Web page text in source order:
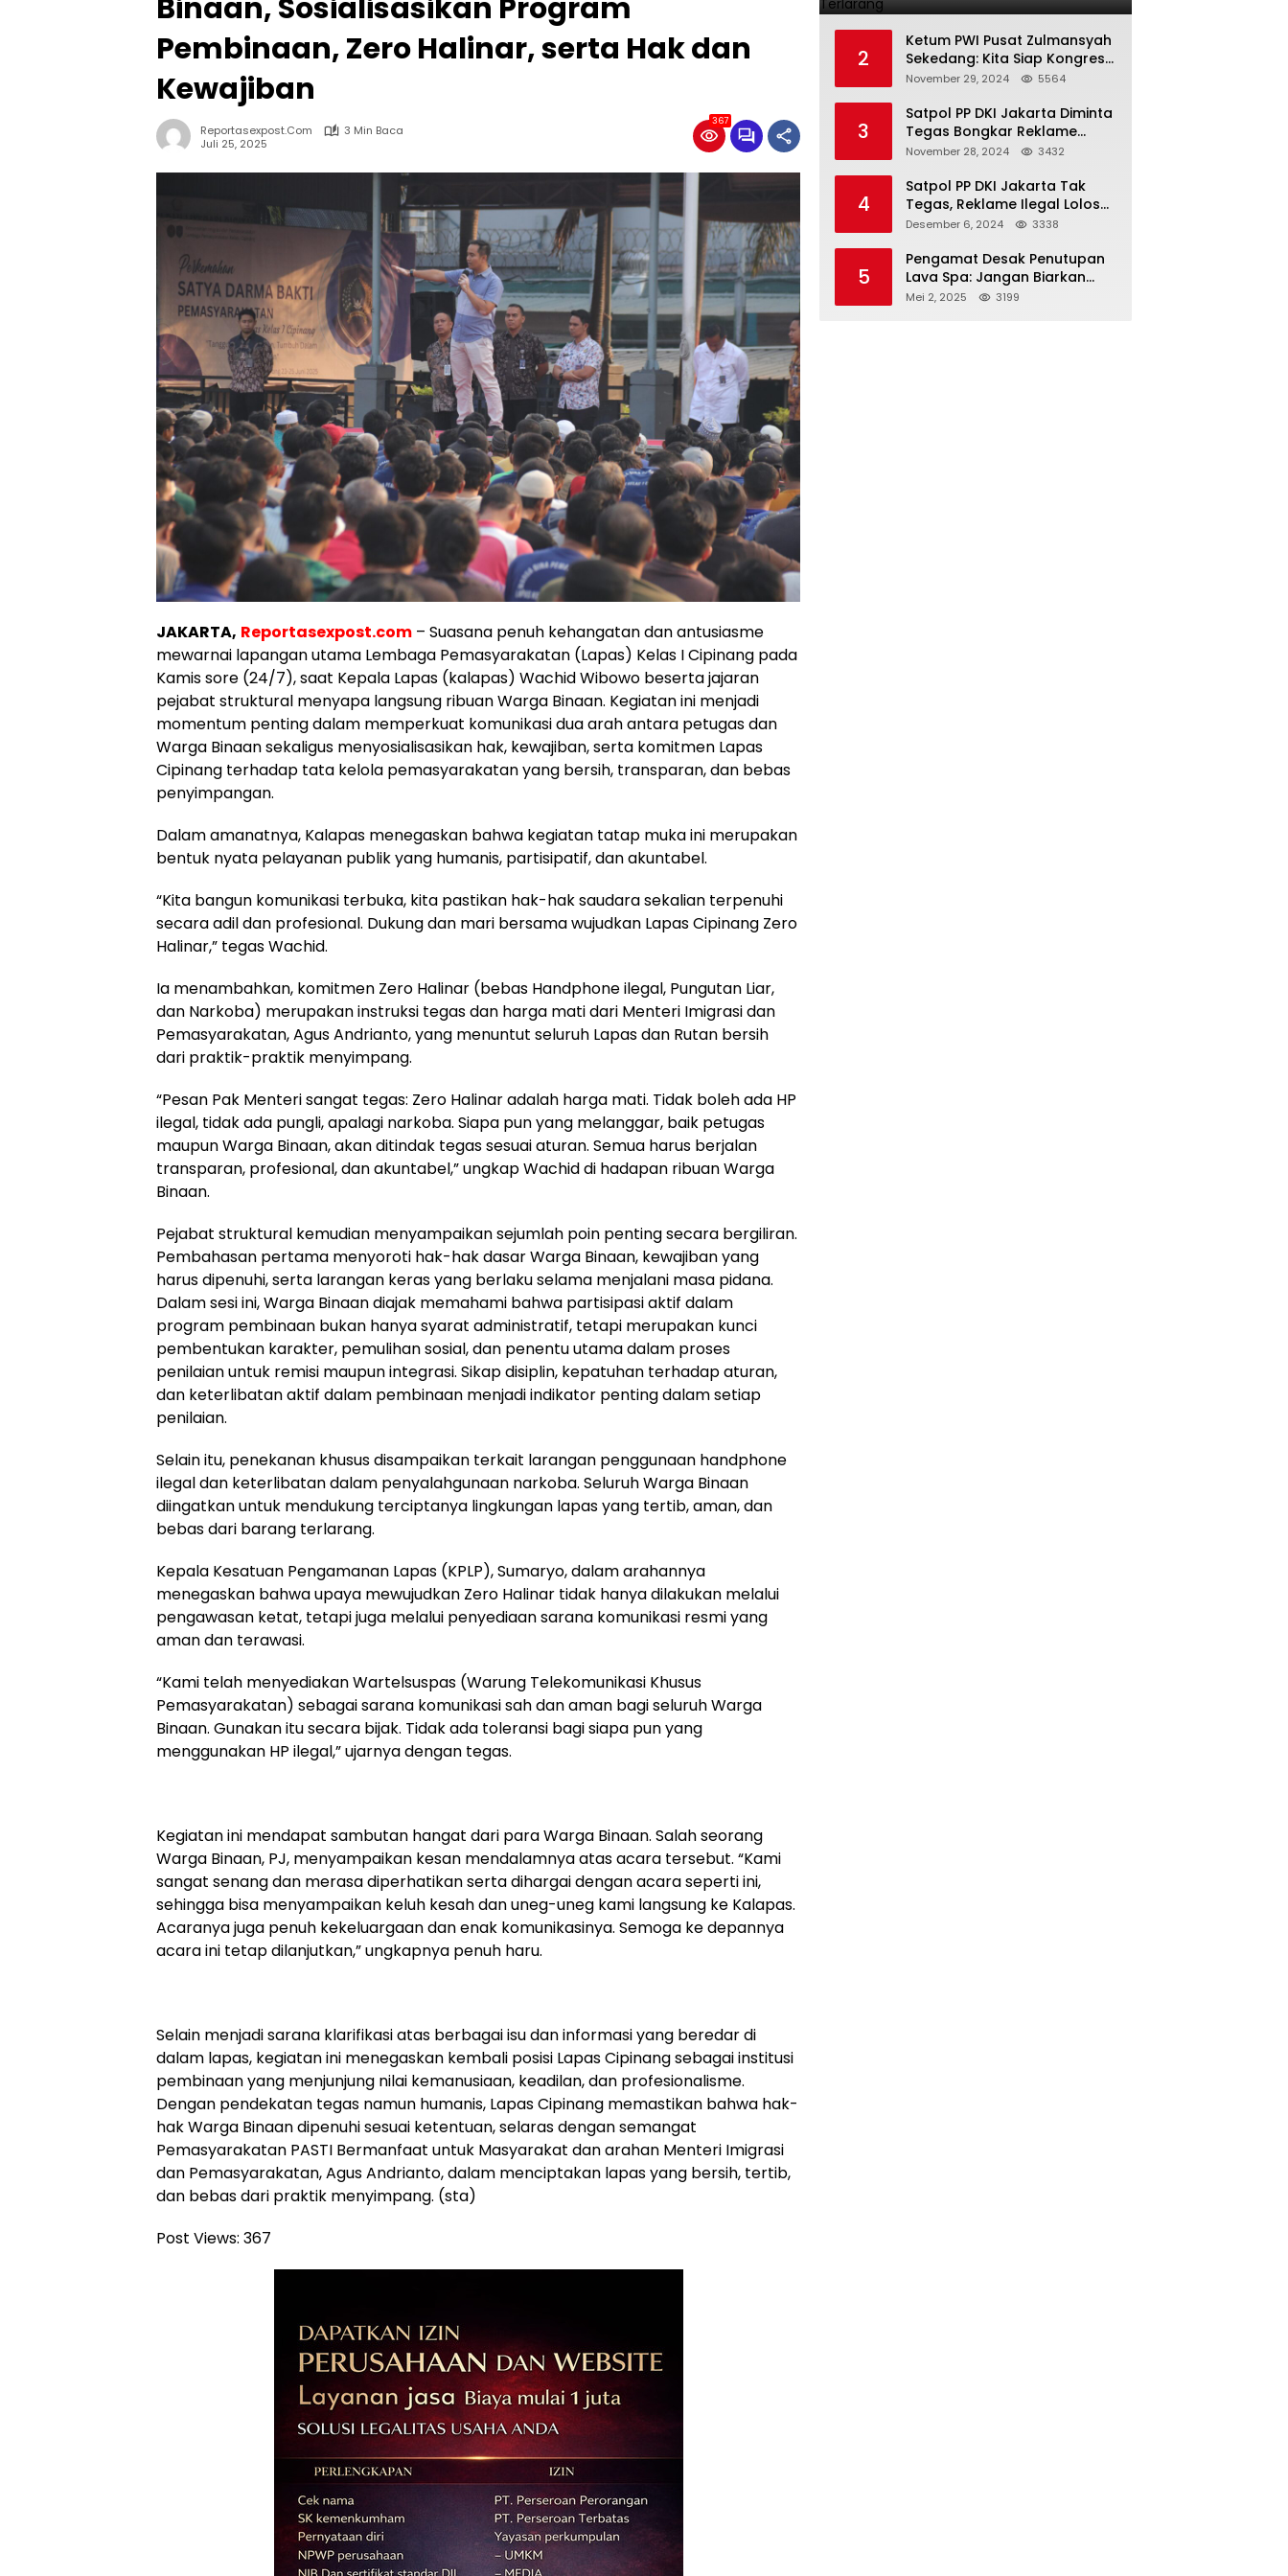
Binaan, Sosialisasikan Program
Pembinaan, Zero Halinar, serta Hak dan
Kewajiban
Reportasexpost.com
3 Min Baca
Juli 25, 2025
367
JAKARTA, Reportasexpost.com – Suasana penuh kehangatan dan antusiasme
mewarnai lapangan utama Lembaga Pemasyarakatan (Lapas) Kelas I Cipinang pada
Kamis sore (24/7), saat Kepala Lapas (kalapas) Wachid Wibowo beserta jajaran
pejabat struktural menyapa langsung ribuan Warga Binaan. Kegiatan ini menjadi
momentum penting dalam memperkuat komunikasi dua arah antara petugas dan
Warga Binaan sekaligus menyosialisasikan hak, kewajiban, serta komitmen Lapas
Cipinang terhadap tata kelola pemasyarakatan yang bersih, transparan, dan bebas
penyimpangan.
Dalam amanatnya, Kalapas menegaskan bahwa kegiatan tatap muka ini merupakan
bentuk nyata pelayanan publik yang humanis, partisipatif, dan akuntabel.
“Kita bangun komunikasi terbuka, kita pastikan hak-hak saudara sekalian terpenuhi
secara adil dan profesional. Dukung dan mari bersama wujudkan Lapas Cipinang Zero
Halinar,” tegas Wachid.
Ia menambahkan, komitmen Zero Halinar (bebas Handphone ilegal, Pungutan Liar,
dan Narkoba) merupakan instruksi tegas dan harga mati dari Menteri Imigrasi dan
Pemasyarakatan, Agus Andrianto, yang menuntut seluruh Lapas dan Rutan bersih
dari praktik-praktik menyimpang.
“Pesan Pak Menteri sangat tegas: Zero Halinar adalah harga mati. Tidak boleh ada HP
ilegal, tidak ada pungli, apalagi narkoba. Siapa pun yang melanggar, baik petugas
maupun Warga Binaan, akan ditindak tegas sesuai aturan. Semua harus berjalan
transparan, profesional, dan akuntabel,” ungkap Wachid di hadapan ribuan Warga
Binaan.
Pejabat struktural kemudian menyampaikan sejumlah poin penting secara bergiliran.
Pembahasan pertama menyoroti hak-hak dasar Warga Binaan, kewajiban yang
harus dipenuhi, serta larangan keras yang berlaku selama menjalani masa pidana.
Dalam sesi ini, Warga Binaan diajak memahami bahwa partisipasi aktif dalam
program pembinaan bukan hanya syarat administratif, tetapi merupakan kunci
pembentukan karakter, pemulihan sosial, dan penentu utama dalam proses
penilaian untuk remisi maupun integrasi. Sikap disiplin, kepatuhan terhadap aturan,
dan keterlibatan aktif dalam pembinaan menjadi indikator penting dalam setiap
penilaian.
Selain itu, penekanan khusus disampaikan terkait larangan penggunaan handphone
ilegal dan keterlibatan dalam penyalahgunaan narkoba. Seluruh Warga Binaan
diingatkan untuk mendukung terciptanya lingkungan lapas yang tertib, aman, dan
bebas dari barang terlarang.
Kepala Kesatuan Pengamanan Lapas (KPLP), Sumaryo, dalam arahannya
menegaskan bahwa upaya mewujudkan Zero Halinar tidak hanya dilakukan melalui
pengawasan ketat, tetapi juga melalui penyediaan sarana komunikasi resmi yang
aman dan terawasi.
“Kami telah menyediakan Wartelsuspas (Warung Telekomunikasi Khusus
Pemasyarakatan) sebagai sarana komunikasi sah dan aman bagi seluruh Warga
Binaan. Gunakan itu secara bijak. Tidak ada toleransi bagi siapa pun yang
menggunakan HP ilegal,” ujarnya dengan tegas.
Kegiatan ini mendapat sambutan hangat dari para Warga Binaan. Salah seorang
Warga Binaan, PJ, menyampaikan kesan mendalamnya atas acara tersebut. “Kami
sangat senang dan merasa diperhatikan serta dihargai dengan acara seperti ini,
sehingga bisa menyampaikan keluh kesah dan uneg-uneg kami langsung ke Kalapas.
Acaranya juga penuh kekeluargaan dan enak komunikasinya. Semoga ke depannya
acara ini tetap dilanjutkan,” ungkapnya penuh haru.
Selain menjadi sarana klarifikasi atas berbagai isu dan informasi yang beredar di
dalam lapas, kegiatan ini menegaskan kembali posisi Lapas Cipinang sebagai institusi
pembinaan yang menjunjung nilai kemanusiaan, keadilan, dan profesionalisme.
Dengan pendekatan tegas namun humanis, Lapas Cipinang memastikan bahwa hak-
hak Warga Binaan dipenuhi sesuai ketentuan, selaras dengan semangat
Pemasyarakatan PASTI Bermanfaat untuk Masyarakat dan arahan Menteri Imigrasi
dan Pemasyarakatan, Agus Andrianto, dalam menciptakan lapas yang bersih, tertib,
dan bebas dari praktik menyimpang. (sta)
Post Views: 367
Terlarang
2
Ketum PWI Pusat Zulmansyah
Sekedang: Kita Siap Kongres
PWI Sebelum 15 Desember
November 29, 2024 5564
3
Satpol PP DKI Jakarta Diminta
Tegas Bongkar Reklame
Ilegal
November 28, 2024 3432
4
Satpol PP DKI Jakarta Tak
Tegas, Reklame Ilegal Lolos
Penindakan
Desember 6, 2024 3338
5
Pengamat Desak Penutupan
Lava Spa: Jangan Biarkan
Hukum Tumpul Hadapi ‘Spa
Mei 2, 2025 3199